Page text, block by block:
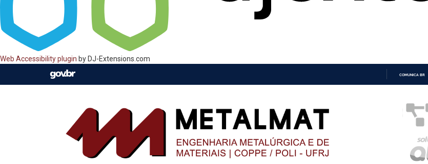
Web Accessibility plugin by DJ-Extensions.com
COMUNICA BR